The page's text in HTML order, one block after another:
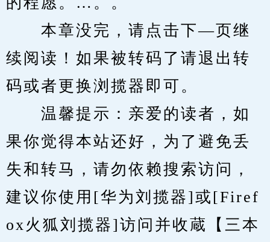
本章没完，请点击下—页继
续阅读！如果被转码了请退出转
码或者更换浏揽器即可。
温馨提示：亲爱的读者，如
果你觉得本站还好，为了避免丢
失和转马，请勿依赖搜索访问，
建议你使用[华为刘揽器]或[Firef
ox火狐刘揽器]访问并收蔵【三本